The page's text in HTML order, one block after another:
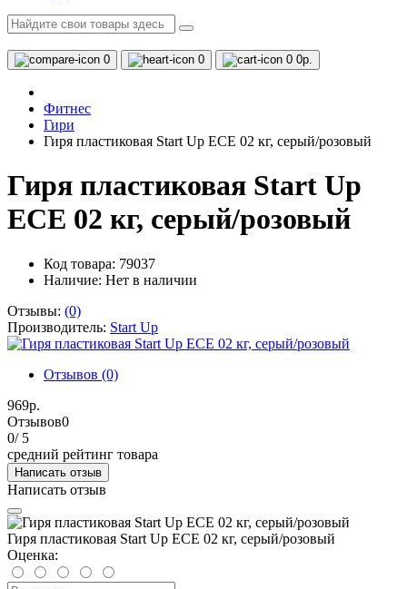
0 0 0 0р.
Фитнес
Гири
Гиря пластиковая Start Up ЕСЕ 02 кг, серый/розовый
Гиря пластиковая Start Up
ЕСЕ 02 кг, серый/розовый
Код товара: 79037
Наличие: Нет в наличии
Отзывы: (0)
Производитель: Start Up
Отзывов (0)
969р.
Отзывов0
0/ 5
средний рейтинг товара
Написать отзыв
Написать отзыв
Гиря пластиковая Start Up ЕСЕ 02 кг, серый/розовый
Оценка: